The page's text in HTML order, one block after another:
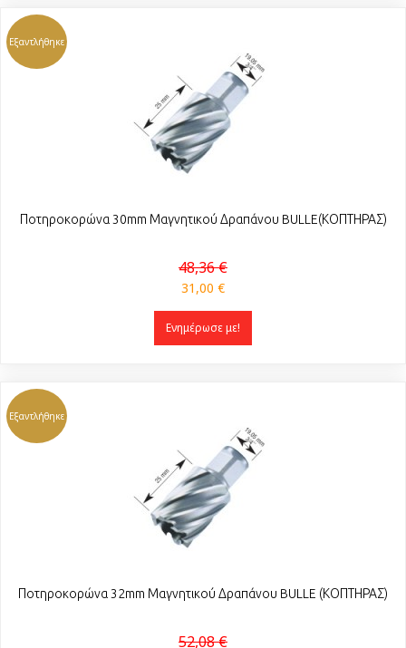
Εξαντλήθηκε
Ποτηροκορώνα 30mm Μαγνητικού Δραπάνου BULLE(ΚΟΠΤΗΡΑΣ)
48,36 €
31,00 €
Ενημέρωσε με!
Εξαντλήθηκε
Ποτηροκορώνα 32mm Μαγνητικού Δραπάνου BULLE (ΚΟΠΤΗΡΑΣ)
52,08 €